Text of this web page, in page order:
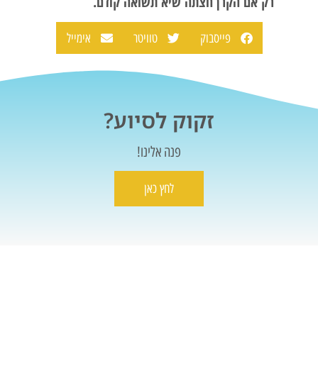
פייסבוק טוויטר אימייל
זקוק לסיוע?
פנה אלינו!
לחץ כאן